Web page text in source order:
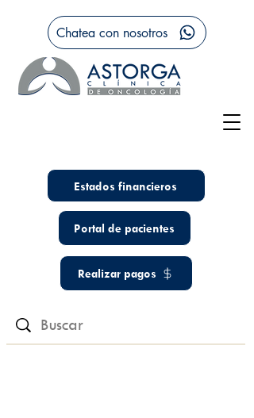
Estados financieros
Portal de pacientes
Realizar pagos
Chatea con nosotros